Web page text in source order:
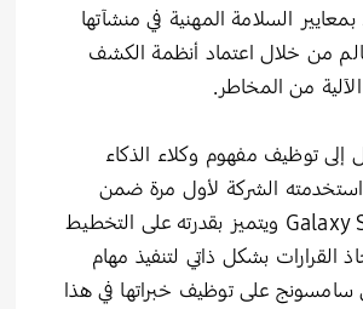
بمعايير السلامة المهنية في منشآتها
من خلال اعتماد أنظمة الكشف
الآلية من المخاطر.
إلى توظيف مفهوم وكلاء الذكاء
استخدمته الشركة لأول مرة ضمن
سلسلة أجهزة Galaxy S26 ويتميز بقدرته على التخطيط
القرارات بشكل ذاتي لتنفيذ مهام
على توظيف خبراتها في هذا